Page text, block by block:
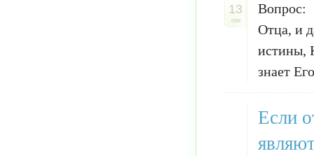
13
сен
Вопрос:
Отца, и
истины,
знает
Если